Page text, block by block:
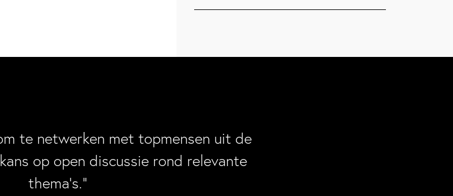
te netwerken met topmensen uit de
op open discussie rond relevante
thema’s.”